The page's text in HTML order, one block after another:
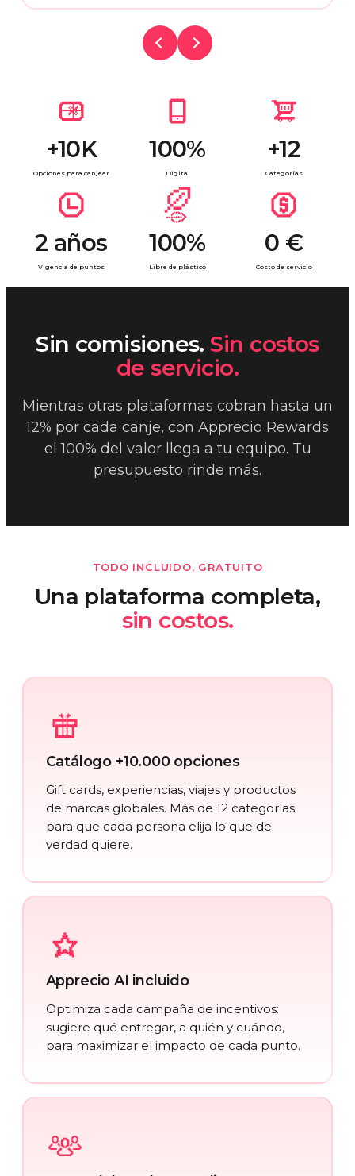
+10K
Opciones para canjear
100%
Digital
+12
Categorías
2 años
Vigencia de puntos
100%
Libre de plástico
0 €
Costo de servicio
Sin comisiones.Sin costos
de servicio.
Mientras otras plataformas cobran hasta un
12% por cada canje, con Apprecio Rewards
el 100% del valor llega a tu equipo. Tu
presupuesto rinde más.
TODO INCLUIDO, GRATUITO
Una plataforma completa,
sin costos.
Catálogo +10.000 opciones
Gift cards, experiencias, viajes y productos
de marcas globales. Más de 12 categorías
para que cada persona elija lo que de
verdad quiere.
Apprecio AI incluido
Optimiza cada campaña de incentivos:
sugiere qué entregar, a quién y cuándo,
para maximizar el impacto de cada punto.